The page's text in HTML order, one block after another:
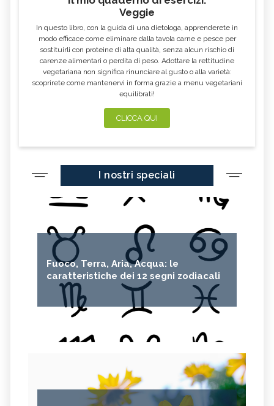
Veggie
In questo libro, con la guida di una dietologa, apprenderete in
modo efficace come eliminare dalla tavola carne e pesce per
sostituirli con proteine di alta qualità, senza alcun rischio di
carenze alimentari o perdita di peso. Adottare la rettitudine
vegetariana non significa rinunciare al gusto o alla varietà:
scoprirete come mantenervi in forma grazie a menu vegetariani
equilibrati!
CLICCA QUI
I nostri speciali
Fuoco, Terra, Aria, Acqua: le
caratteristiche dei 12 segni zodiacali